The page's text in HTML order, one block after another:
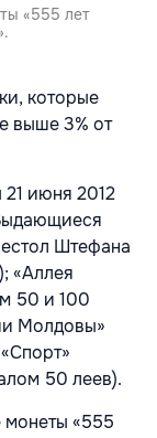
«555 лет
которые
выше 3% от
июня 2012
Штефана
«Аллея
50 и 100
Молдовы»
50 леев).
«555